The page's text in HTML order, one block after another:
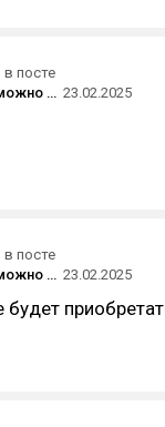
в посте
Искусство, которое можно носить: топ-5 ювелирных украшений, вдохновленных шедеврами живописи 23.02.2025
в посте
Искусство, которое можно носить: топ-5 ювелирных украшений, вдохновленных шедеврами живописи 23.02.2025